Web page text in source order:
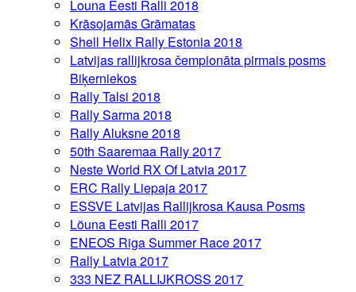
Louna Eesti Ralli 2018
Krāsojamās Grāmatas
Shell Helix Rally Estonia 2018
Latvijas rallijkrosa čempionāta pirmais posms
Biķerniekos
Rally Talsi 2018
Rally Sarma 2018
Rally Aluksne 2018
50th Saaremaa Rally 2017
Neste World RX Of Latvia 2017
ERC Rally Liepaja 2017
ESSVE Latvijas Rallijkrosa Kausa Posms
Lõuna Eesti Ralli 2017
ENEOS Riga Summer Race 2017
Rally Latvia 2017
333 NEZ RALLIJKROSS 2017